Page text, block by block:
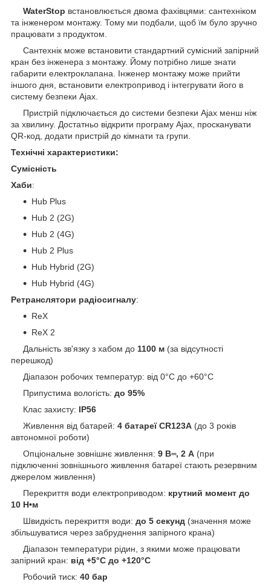
WaterStop встановлюється двома фахівцями: сантехніком
та інженером монтажу. Тому ми подбали, щоб їм було зручно
працювати з продуктом.
Сантехнік може встановити стандартний сумісний запірний
кран без інженера з монтажу. Йому потрібно лише знати
габарити електроклапана. Інженер монтажу може прийти
іншого дня, встановити електропривод і інтегрувати його в
систему безпеки Ajax.
Пристрій підключається до системи безпеки Ajax менш ніж
за хвилину. Достатньо відкрити програму Ajax, просканувати
QR-код, додати пристрій до кімнати та групи.
Технічні характеристики:
Сумісність
Хаби:
Hub Plus
Hub 2 (2G)
Hub 2 (4G)
Hub 2 Plus
Hub Hybrid (2G)
Hub Hybrid (4G)
Ретранслятори радіосигналу:
ReX
ReX 2
Дальність зв'язку з хабом до 1100 м (за відсутності
перешкод)
Діапазон робочих температур: від 0°C до +60°C
Припустима вологість: до 95%
Клас захисту: IP56
Живлення від батарей: 4 батареї CR123A (до 3 років
автономної роботи)
Опціональне зовнішнє живлення: 9 В⎓, 2 А (при
підключенні зовнішнього живлення батареї стають резервним
джерелом живлення)
Перекриття води електроприводом: крутний момент до
10 Н•м
Швидкість перекриття води: до 5 секунд (значення може
збільшуватися через забруднення запірного крана)
Діапазон температури рідин, з якими може працювати
запірний кран: від +5°C до +120°C
Робочий тиск: 40 бар